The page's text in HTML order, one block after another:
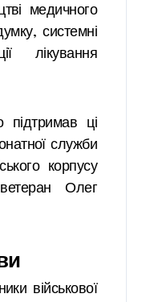
медичного
системні
лікування
підтримав ці
служби
корпусу
Олег
військової